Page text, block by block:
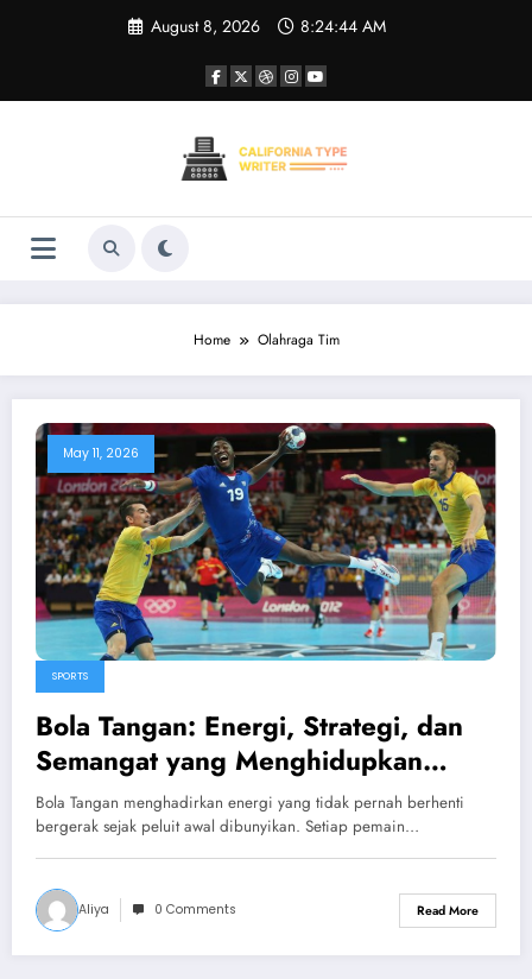
August 8, 2026 8:24:44 AM
Home Olahraga Tim
May 11, 2026
SPORTS
Bola Tangan: Energi, Strategi, dan
Semangat yang Menghidupkan
Lapangan
Bola Tangan menghadirkan energi yang tidak pernah berhenti
bergerak sejak peluit awal dibunyikan. Setiap pemain…
Aliya 0 Comments Read More